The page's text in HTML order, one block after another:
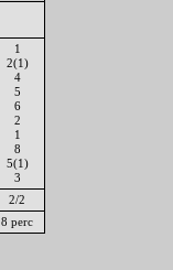
1
2(1)
4
5
6
2
1
8
5(1)
3
2/2
8 perc